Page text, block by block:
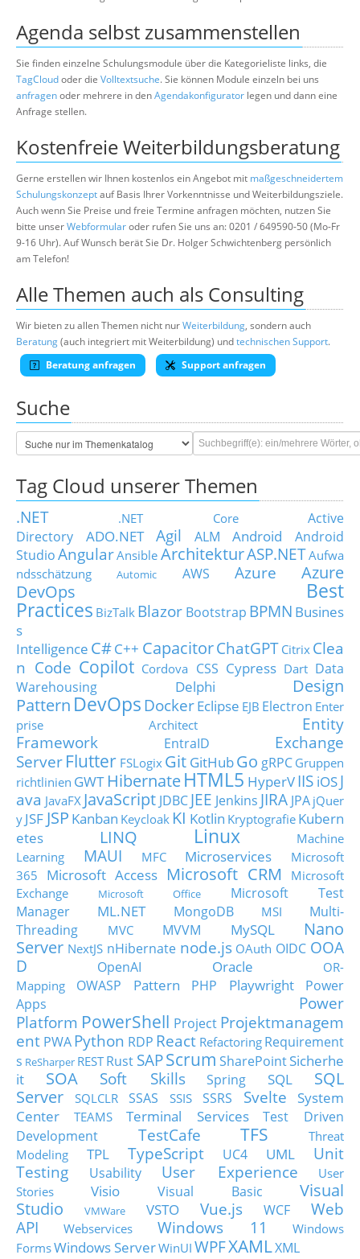
Agenda selbst zusammenstellen
Sie finden einzelne Schulungsmodule über die Kategorieliste links, die
TagCloudoder die Volltextsuche. Sie können Module einzeln bei uns
anfragenoder mehrere in denAgendakonfigurator legen und dann eine
Anfrage stellen.
Kostenfreie Weiterbildungsberatung
Gerne erstellen wir Ihnen kostenlos ein Angebot mit maßgeschneidertem
Schulungskonzeptauf Basis Ihrer Vorkenntnisse und Weiterbildungsziele.
Auch wenn Sie Preise und freie Termine anfragen möchten, nutzen Sie
bitte unserWebformularoder rufen Sie uns an: 0201 / 649590-50 (Mo-Fr
9-16 Uhr). Auf Wunsch berät Sie Dr. Holger Schwichtenberg persönlich
am Telefon!
Alle Themen auch als Consulting
Wir bieten zu allen Themen nicht nurWeiterbildung, sondern auch
Beratung(auch integriert mit Weiterbildung) undtechnischen Support.
Beratung anfragen
Support anfragen
Suche
Tag Cloud unserer Themen
.NET .NET Core
Active
Directory
ADO.NET Agil ALM Android
Android
StudioAngularAnsible ArchitekturASP.NETAufwa
ndsschätzung
Automic AWS Azure
Azure
DevOps
Best
Practices BizTalk Blazor Bootstrap BPMN Busines
s
Intelligence C#C++ CapacitorChatGPT Citrix Clea
n Code Copilot Cordova CSS Cypress Dart Data
Warehousing
Delphi
Design
Pattern DevOps DockerEclipse EJB Electron Enter
prise Architect
Entity
Framework
EntraID
Exchange
Server Flutter FSLogix Git GitHubGo gRPC Gruppen
richtlinien GWT HibernateHTML5 HyperVIIS iOSJ
ava JavaFX JavaScript JDBC JEE Jenkins JIRA JPA jQuer
y JSF JSP Kanban Keycloak KI Kotlin Kryptografie Kubern
etes
LINQ Linux
Machine
Learning
MAUI MFC Microservices
Microsoft
365
Microsoft Access Microsoft CRM
Microsoft
Exchange
Microsoft Office
Microsoft Test
Manager
ML.NET MongoDB MSI
Multi-
Threading
MVC MVVM MySQL
Nano
Server NextJS nHibernate node.js OAuth OIDC OOA
D
OpenAI Oracle
OR-
Mapping
OWASP Pattern PHP Playwright
Power
Apps
Power
Platform PowerShell Project Projektmanagem
ent PWA Python RDP React Refactoring Requirement
s ReSharper RESTRust SAPScrum SharePointSicherhe
it
SOA Soft Skills Spring SQL
SQL
Server
SQLCLR SSAS SSIS SSRS Svelte
System
Center
TEAMS Terminal Services
Test Driven
Development
TestCafe TFS
Threat
Modeling
TPL TypeScript UC4 UML
Unit
Testing
Usability User Experience
User
Stories
Visio Visual Basic
Visual
Studio
VMWare VSTO Vue.js WCF
Web
API
Webservices Windows 11
Windows
FormsWindows ServerWinUI WPFXAMLXML